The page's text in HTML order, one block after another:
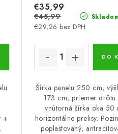
+
€29,26 bez DPH
€35,99
€45,99
DO
Šírka panelu 250 cm,
173 cm, priemer drôtu
vnútorná šírka oka 50
horizontálne prelisy.
poplastovaný,